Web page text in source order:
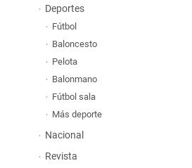
Deportes
Fútbol
Baloncesto
Pelota
Balonmano
Fútbol sala
Más deporte
Nacional
Revista